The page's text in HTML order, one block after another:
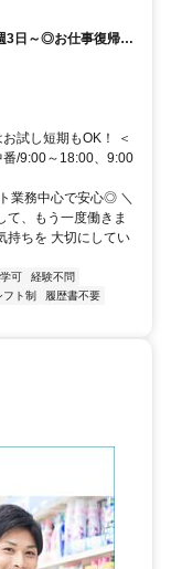
3日～◎お仕事復帰し
ん！
試し短期もOK！ ＜
/9:00～18:00、9:00
業務中心で安心◎ ＼
て、もう一度働きま
持ちを 大切にしてい
可
経験不問
フト制
履歴書不要